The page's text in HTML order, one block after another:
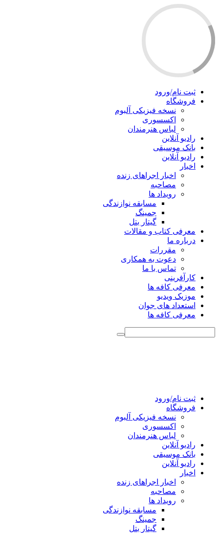
ثبت نام/ورود
فروشگاه
نسخه فیزیکی آلبوم
اکسسوری
لباس هنرمندان
رادیو آنلاین
بانک موسیقی
رادیو آنلاین
اخبار
اخبار اجراهای زنده
مصاحبه
رویداد ها
مسابقه نوازندگی
جمینگ
گیتار بتل
معرفی کتاب و مقالات
درباره ما
مقررات
دعوت به همکاری
تماس با ما
کارآفرینی
معرفی کافه ها
موزیک ویدیو
استعداد های جوان
معرفی کافه ها
ثبت نام/ورود
فروشگاه
نسخه فیزیکی آلبوم
اکسسوری
لباس هنرمندان
رادیو آنلاین
بانک موسیقی
رادیو آنلاین
اخبار
اخبار اجراهای زنده
مصاحبه
رویداد ها
مسابقه نوازندگی
جمینگ
گیتار بتل